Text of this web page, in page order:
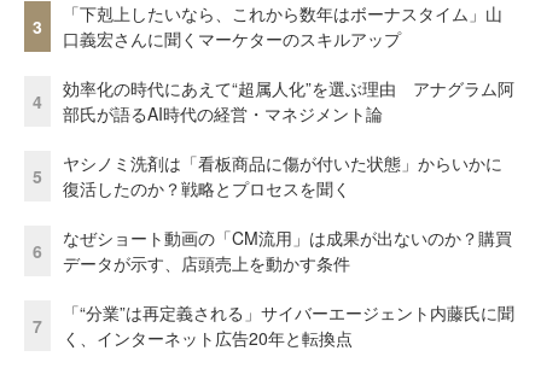
3
「下剋上したいなら、これから数年はボーナスタイム」山
口義宏さんに聞くマーケターのスキルアップ
4
効率化の時代にあえて“超属人化”を選ぶ理由 アナグラム阿
部氏が語るAI時代の経営・マネジメント論
5
ヤシノミ洗剤は「看板商品に傷が付いた状態」からいかに
復活したのか？戦略とプロセスを聞く
6
なぜショート動画の「CM流用」は成果が出ないのか？購買
データが示す、店頭売上を動かす条件
7
「“分業”は再定義される」サイバーエージェント内藤氏に聞
く、インターネット広告20年と転換点